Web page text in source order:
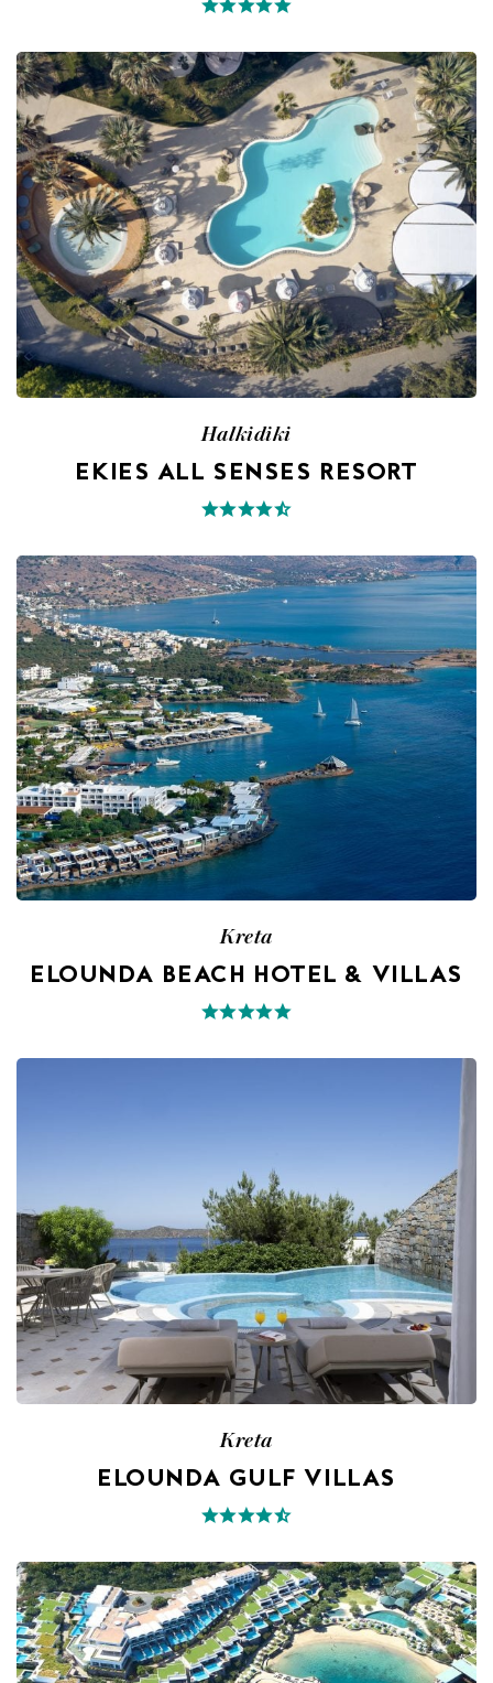
Halkidiki
EKIES ALL SENSES RESORT
Kreta
ELOUNDA BEACH HOTEL & VILLAS
Kreta
ELOUNDA GULF VILLAS